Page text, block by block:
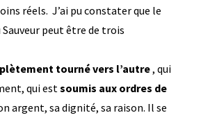
réels. J’ai pu constater que le
peut être de trois
tourné vers l’autre, qui
qui estsoumis aux ordres de
argent, sa dignité, sa raison. Il se